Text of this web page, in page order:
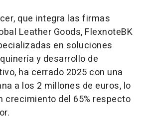
que integra las firmas
Leather Goods, FlexnoteBK
en soluciones
y desarrollo de
ha cerrado 2025 con una
a los 2 millones de euros, lo
crecimiento del 65% respecto